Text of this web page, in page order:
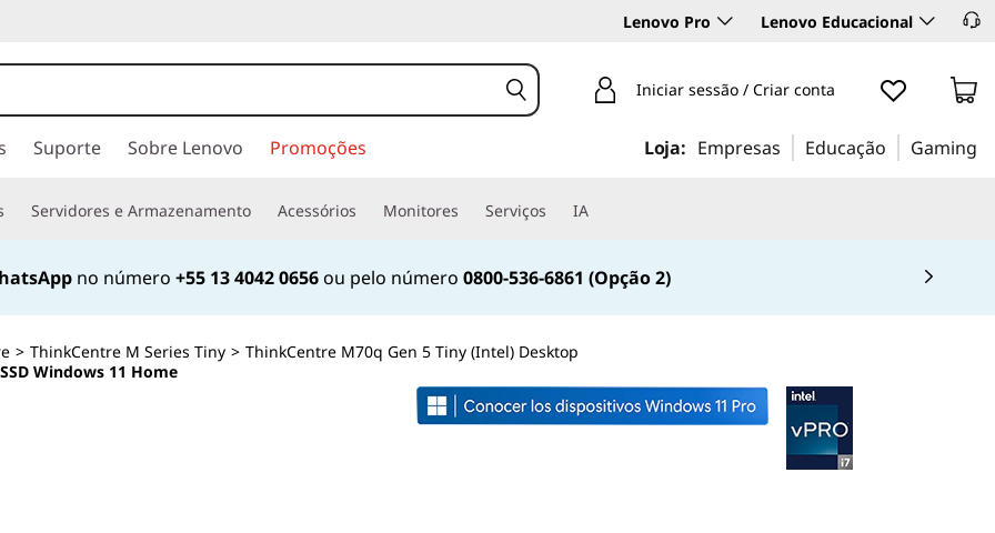
Lenovo Pro Lenovo Educacional
Iniciar sessão / Criar conta
Suporte Sobre Lenovo Promoções Loja: Empresas Educação Gaming
Servidores e Armazenamento Acessórios Monitores Serviços IA
no número +55 13 4042 0656ou pelo número 0800-536-6861 (Opção 2)
> ThinkCentre M Series Tiny > ThinkCentre M70q Gen 5 Tiny (Intel) Desktop
Windows 11 Home